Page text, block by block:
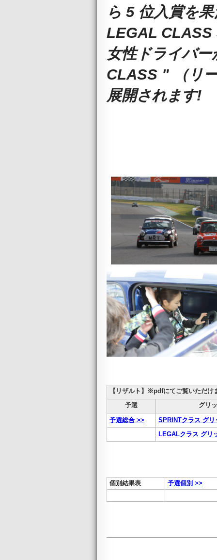
ら 5 位入賞を
LEGAL CLASS
女性ドライバ
CLASS " （リ
展開されます!
【リザルト】※pdfにてご覧いただけ
予選
グリ
予選総合 >>
SPRINTクラス グ
LEGALクラス グリ
個別結果表 予選個別 >>